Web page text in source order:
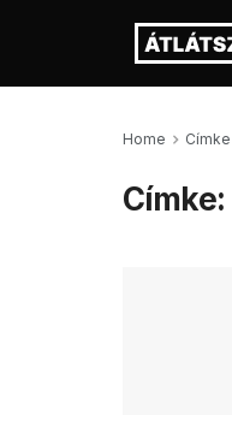
Home Címke
Címke: